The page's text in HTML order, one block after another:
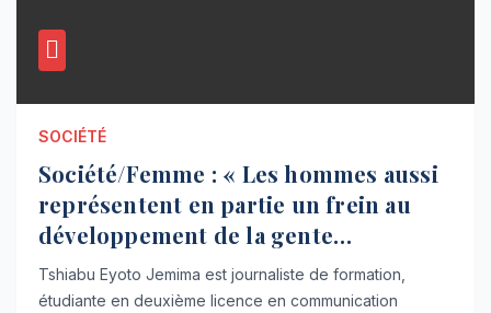
SOCIÉTÉ
Société/Femme : « Les hommes aussi
représentent en partie un frein au
développement de la gente
féminine » Jemima Tshiabu (
Interview)
Tshiabu Eyoto Jemima est journaliste de formation,
étudiante en deuxième licence en communication